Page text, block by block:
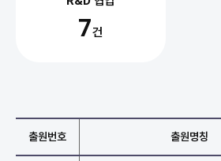
7건
출원번호 출원명칭